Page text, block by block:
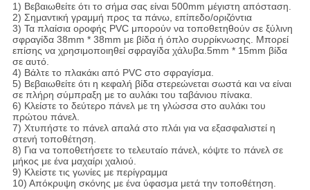
1) Βεβαιωθείτε ότι το σήμα σας είναι 500mm μέγιστη απόσταση.
2) Σημαντική γραμμή προς τα πάνω, επίπεδο/οριζόντια
3) Τα πλαίσια οροφής PVC μπορούν να τοποθετηθούν σε ξύλινη
σφραγίδα 38mm * 38mm με βίδα ή όπλο συρρίκνωσης. Μπορεί
επίσης να χρησιμοποιηθεί σφραγίδα χάλυβα.5mm * 15mm βίδα
σε αυτό.
4) Βάλτε το πλακάκι από PVC στο σφραγίσμα.
5) Βεβαιωθείτε ότι η κεφαλή βίδα στερεώνεται σωστά και να είναι
σε πλήρη σύμπραξη με το αυλάκι του ταβάνιου πίνακα.
6) Κλείστε το δεύτερο πάνελ με τη γλώσσα στο αυλάκι του
πρώτου πάνελ.
7) Χτυπήστε το πάνελ απαλά στο πλάι για να εξασφαλιστεί η
στενή τοποθέτηση.
8) Για να τοποθετήσετε το τελευταίο πάνελ, κόψτε το πάνελ σε
μήκος με ένα μαχαίρι χαλιού.
9) Κλείστε τις γωνίες με περίγραμμα
10) Απόκρυψη σκόνης με ένα ύφασμα μετά την τοποθέτηση.